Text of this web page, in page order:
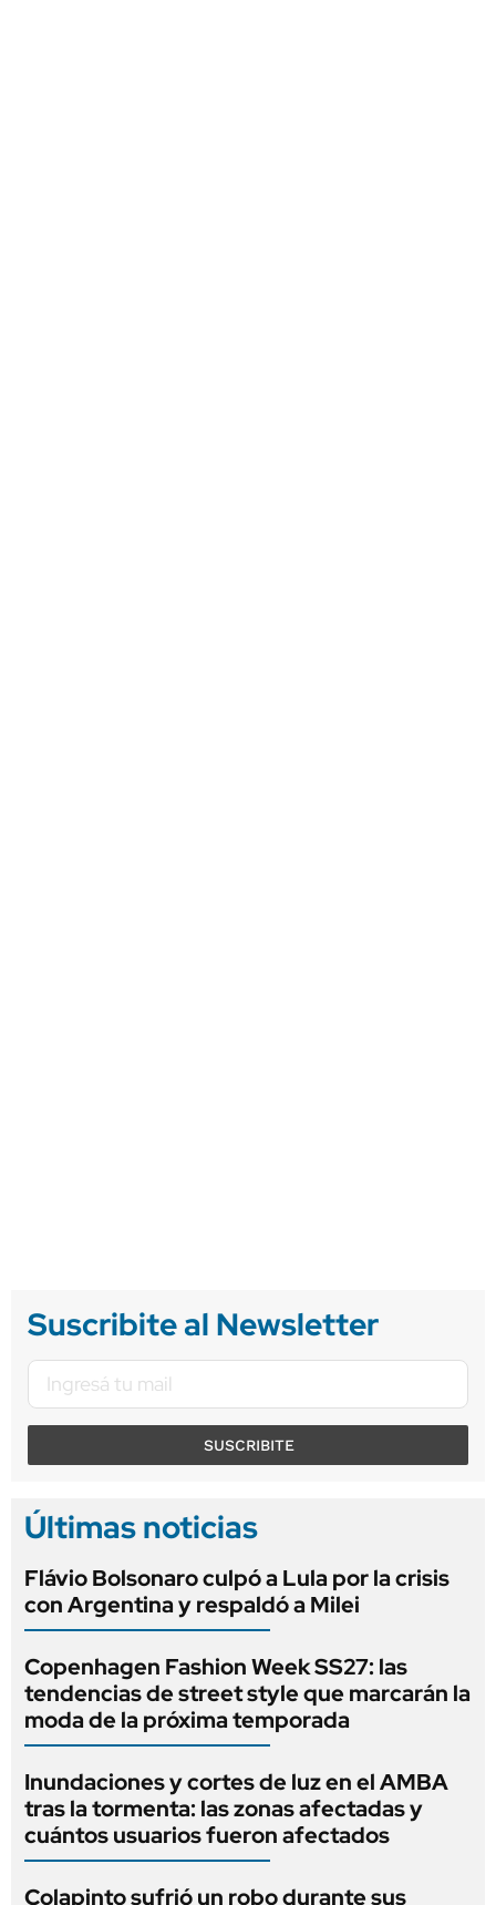
Suscribite al Newsletter
SUSCRIBITE
Últimas noticias
Flávio Bolsonaro culpó a Lula por la crisis
con Argentina y respaldó a Milei
Copenhagen Fashion Week SS27: las
tendencias de street style que marcarán la
moda de la próxima temporada
Inundaciones y cortes de luz en el AMBA
tras la tormenta: las zonas afectadas y
cuántos usuarios fueron afectados
Colapinto sufrió un robo durante sus